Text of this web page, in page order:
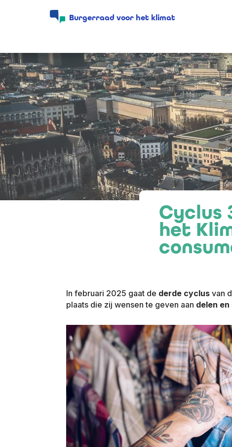
Burgerraad voor het klimat
Burgerraad voor het klimat
Cyclus
het
In februari 2025 gaat de derde cyclus van
plaats die zij wensen te geven aan delen